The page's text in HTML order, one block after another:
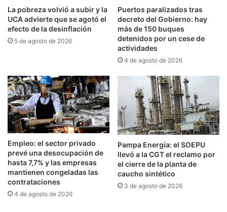
Si, como indican las consultoras, la inflación de
julio fue de aproximadamente un 1,9% sin
traslado a precios de la suba del tipo de
agosto vuelva a estar por encima del 2%y que
sea el tercer mes consecutivo en el que se
acelera.
Lo que ocurrió es que
la disparada del dólar de
esta última semana fue del 5%(el oficial arrancó
en 1.300 pesos y llegó a tocar hoy los 1.380
pesos). O sea,aumentó en cuatro días hábiles lo
La pobreza volvió a subir y la
UCA advierte que se agotó el
efecto de la desinflación
5 de agosto de 2026
Puertos paralizados tras
decreto del Gobierno: hay
más de 150 buques
detenidos por un cese de
actividades
4 de agosto de 2026
Empleo: el sector privado
prevé una desocupación de
hasta 7,7% y las empresas
mantienen congeladas las
contrataciones
4 de agosto de 2026
Pampa Energía: el SOEPU
llevó a la CGT el reclamo por
el cierre de la planta de
caucho sintético
3 de agosto de 2026